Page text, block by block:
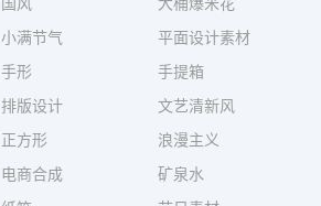
小满节气
平面设计素材
手形
手提箱
排版设计
文艺清新风
正方形
浪漫主义
电商合成
矿泉水